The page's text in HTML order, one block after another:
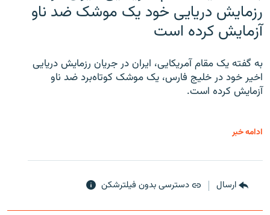
رزمایش دریایی خود یک موشک ضد ناو
آزمایش کرده است
به گفته یک مقام آمریکایی، ایران در جریان رزمایش دریایی
اخیر خود در خلیج فارس، یک موشک کوتاه‌برد ضد ناو
آزمایش کرده است.
ادامه خبر
ارسال دسترسی بدون فیلترشکن